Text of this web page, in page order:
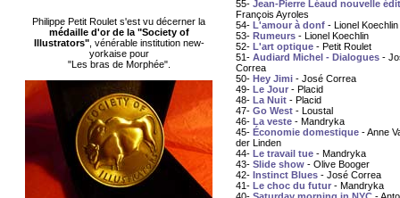
Philippe Petit Roulet s'est vu décerner la
médaille d'or de la "Society of
Illustrators", vénérable institution new-
yorkaise pour
"Les bras de Morphée".
55- Jean-Pierre Léaud nouvelle
François Ayroles
54- L'amour à donf - Lionel Koechlin
53- Rumeurs - Lionel Koechlin
52- L'art optique - Petit Roulet
51- Audiard Michel - Dialogues -
Correa
50- Hey Jimi - José Correa
49- Le Jour - Placid
48- La Nuit - Placid
47- Go West - Loustal
46- La veste - Mandryka
45- Économie domestique - Anne
der Linden
44- Le travail tue - Mandryka
43- Slide show - Olive Booger
42- Instinct Blues - José Correa
41- Le choc du futur - Mandryka